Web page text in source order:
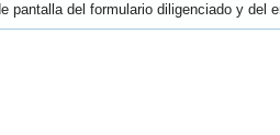
pantalla del formulario diligenciado y del